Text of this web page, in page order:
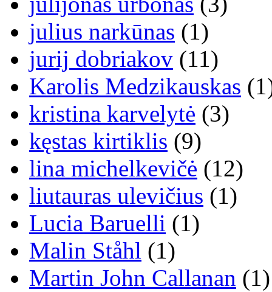
julius narkūnas (1)
jurij dobriakov (11)
Karolis Medzikauskas
kristina karvelytė (3)
kęstas kirtiklis (9)
lina michelkevičė (12)
liutauras ulevičius (1)
Lucia Baruelli (1)
Malin Ståhl (1)
Martin John Callanan (1)